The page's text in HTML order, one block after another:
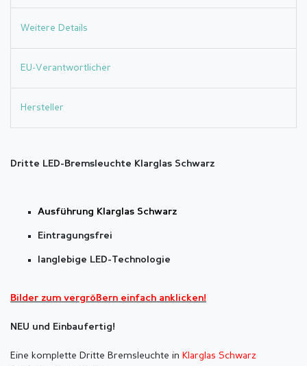
Weitere Details
EU-Verantwortlicher
Hersteller
Dritte LED-Bremsleuchte Klarglas Schwarz
Ausführung Klarglas Schwarz
Eintragungsfrei
langlebige LED-Technologie
Bilder zum vergrößern einfach anklicken!
NEU und Einbaufertig!
Eine komplette Dritte Bremsleuchte in Klarglas Schwarz